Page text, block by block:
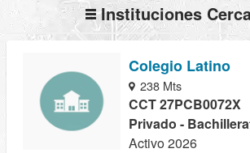
Instituciones
Colegio Latino
238 Mts
CCT 27PCB0072X
Privado -
Activo 2026